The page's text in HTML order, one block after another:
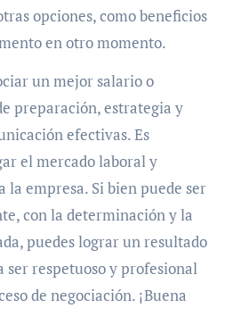
opciones, como beneficios
en otro momento.
un mejor salario o
preparación, estrategia y
efectivas. Es
el mercado laboral y
la empresa. Si bien puede ser
con la determinación y la
puedes lograr un resultado
ser respetuoso y profesional
de negociación. ¡Buena